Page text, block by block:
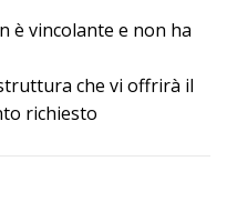
è vincolante e non ha
che vi offrirà il
richiesto